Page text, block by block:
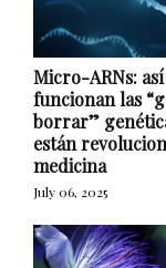
Micro-ARNs: así
funcionan las
borrar”
están
medicina
July 06, 2025